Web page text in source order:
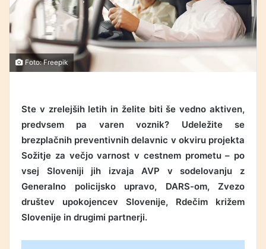
Foto: Freepik
Ste v zrelejših letih in želite biti še vedno aktiven,
predvsem pa varen voznik? Udeležite se
brezplačnih preventivnih delavnic v okviru projekta
Sožitje za večjo varnost v cestnem prometu – po
vsej Sloveniji jih izvaja AVP v sodelovanju z
Generalno policijsko upravo, DARS-om, Zvezo
društev upokojencev Slovenije, Rdečim križem
Slovenije in drugimi partnerji.